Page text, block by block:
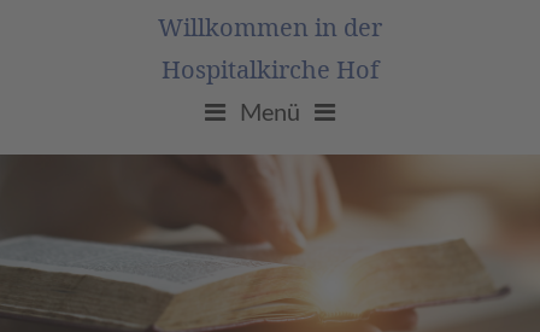
Willkommen in der
Hospitalkirche Hof
Menü